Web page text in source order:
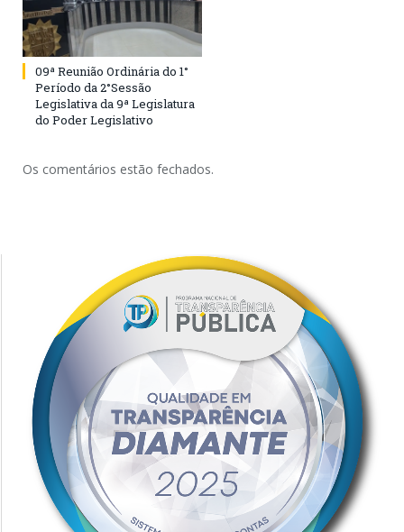
09ª Reunião Ordinária do 1°
Período da 2°Sessão
Legislativa da 9ª Legislatura
do Poder Legislativo
Os comentários estão fechados.